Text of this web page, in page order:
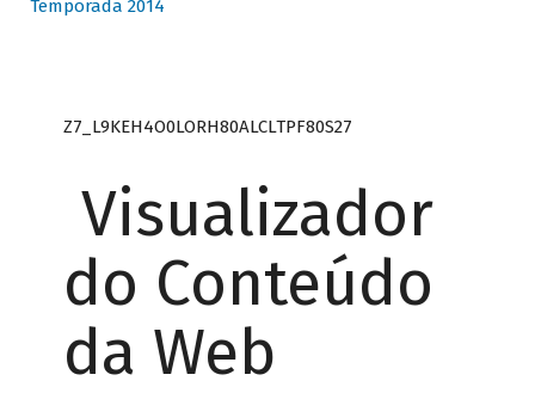
Temporada 2014
Z7_L9KEH4O0LORH80ALCLTPF80S27
Visualizador
do Conteúdo
da Web